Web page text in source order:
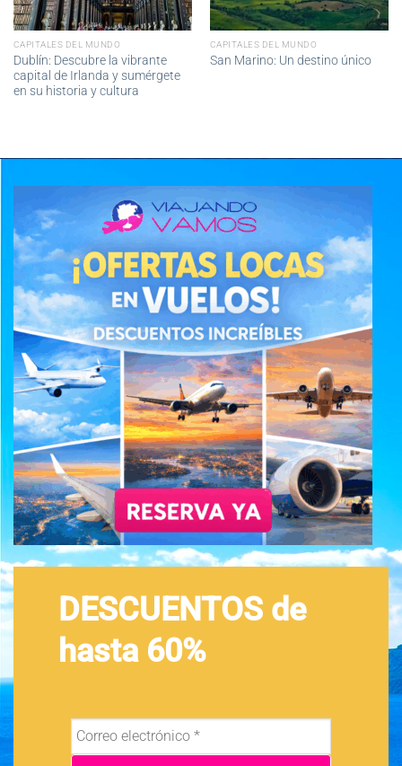
CAPITALES DEL MUNDO
Dublín: Descubre la vibrante
capital de Irlanda y sumérgete
en su historia y cultura
CAPITALES DEL MUNDO
San Marino: Un destino único
DESCUENTOS de
hasta 60%